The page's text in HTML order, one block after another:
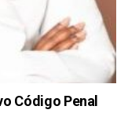
Código Penal